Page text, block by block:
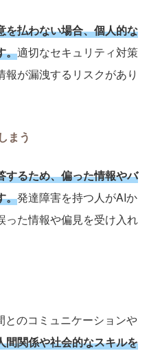
を払わない場合、個人的な
。適切なセキュリティ対策
が漏洩するリスクがあり
まう
するため、偏った情報やバ
。発達障害を持つ人がAIか
った情報や偏見を受け入れ
とのコミュニケーションや
間関係や社会的なスキルを